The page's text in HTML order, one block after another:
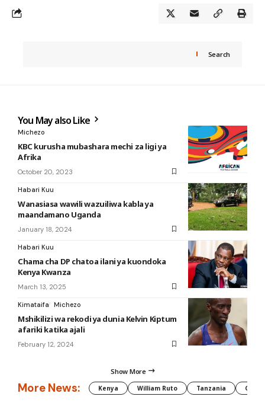
Search
You May also Like
Michezo
KBC kurusha mubashara mechi za ligi ya
Afrika
October 20, 2023
Habari Kuu
Wanasiasa wawili wazuiliwa kabla ya
maandamano Uganda
January 18, 2024
Habari Kuu
Chama cha DP chatoa ilani ya kuondoka
Kenya Kwanza
March 13, 2025
Kimataifa Michezo
Mshikilizi wa rekodi ya dunia Kelvin Kiptum
afariki katika ajali
February 12, 2024
Show More
More News: Kenya William Ruto Tanzania CAF